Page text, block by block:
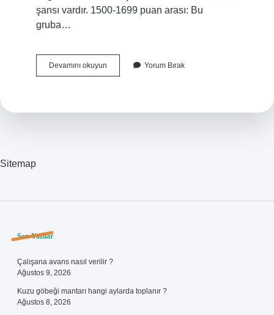
şansı vardır. 1500-1699 puan arası: Bu
gruba…
Devamını okuyunFindeks
Kredi
Yorum Bırak
Sitemap
Sidebar
Son Yazılar
Çalışana avans nasıl verilir ?
Ağustos 9, 2026
Kuzu göbeği mantarı hangi aylarda toplanır ?
Ağustos 8, 2026